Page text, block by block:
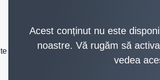
Acest conținut nu este
noastre. Vă rugăm să
vedea